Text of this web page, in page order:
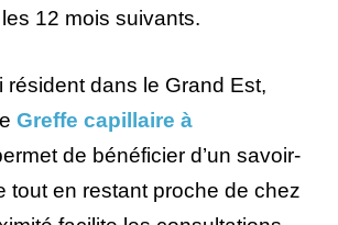
12 mois suivants.
résident dans le Grand Est,
Greffe capillaire à
de bénéficier d’un savoir-
tout en restant proche de chez